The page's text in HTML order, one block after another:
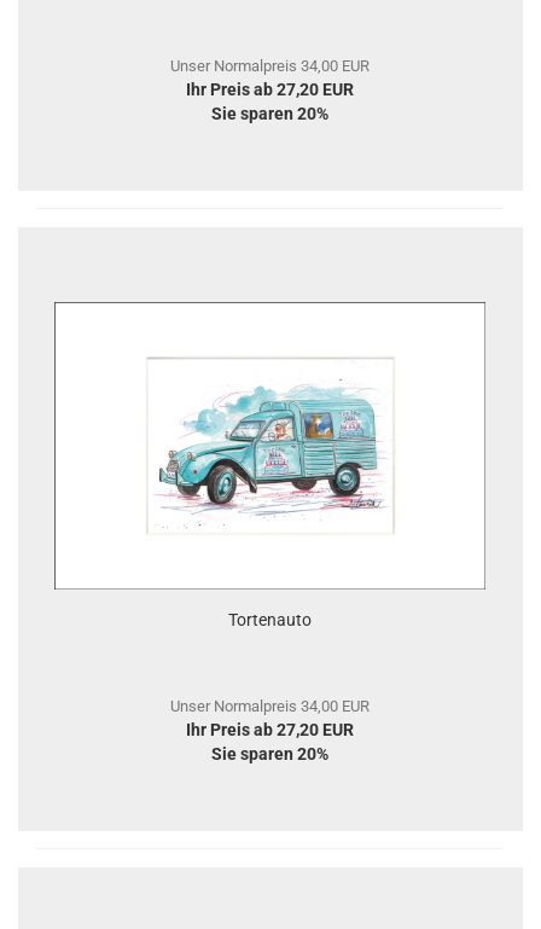
Unser Normalpreis 34,00 EUR
Ihr Preis ab 27,20 EUR
Sie sparen 20%
Tortenauto
Unser Normalpreis 34,00 EUR
Ihr Preis ab 27,20 EUR
Sie sparen 20%